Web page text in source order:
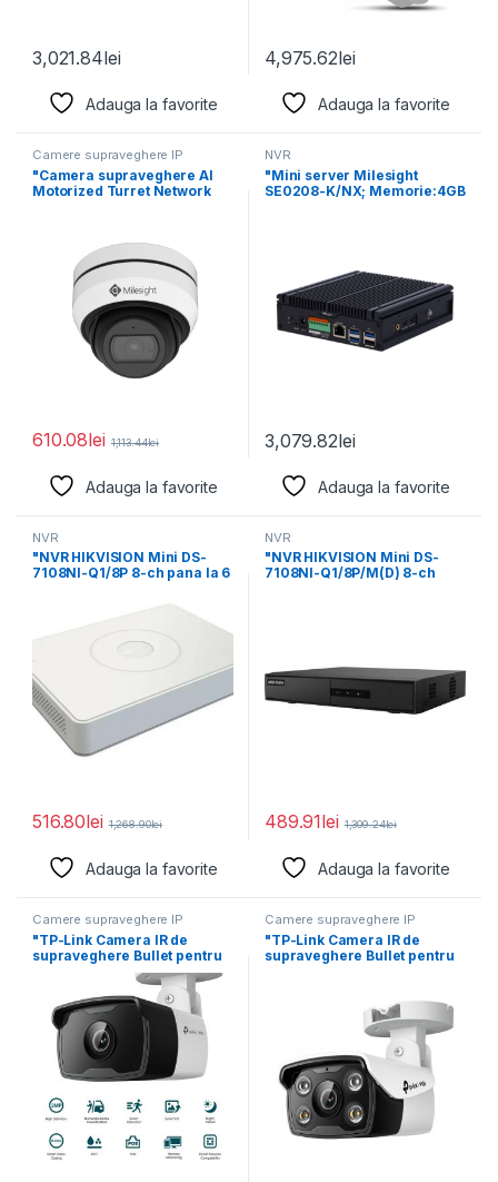
3,021.84lei
Adauga la favorite
4,975.62lei
Adauga la favorite
Camere supraveghere IP
"Camera supraveghere AI
Motorized Turret Network
610.08lei 1,113.44lei
Adauga la favorite
NVR
"Mini server Milesight
SE0208-K/NX; Memorie:4GB
3,079.82lei
Adauga la favorite
NVR
"NVR HIKVISION Mini DS-
7108NI-Q1/8P 8-ch pana la 6
516.80lei 1,268.90lei
Adauga la favorite
NVR
"NVR HIKVISION Mini DS-
7108NI-Q1/8P/M(D) 8-ch
489.91lei 1,309.24lei
Adauga la favorite
Camere supraveghere IP
"TP-Link Camera IR de
supraveghere Bullet pentru
exterior VIGIC320I(4MM),
Camere supraveghere IP
"TP-Link Camera IR de
supraveghere Bullet pentru